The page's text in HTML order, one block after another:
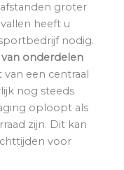
groter
heeft u
nodig.
onderdelen
een centraal
nog steeds
oploopt als
zijn. Dit kan
voor